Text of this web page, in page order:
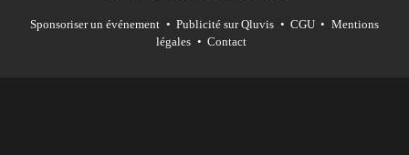
Sponsoriser un événement • Publicité sur Qluvis • CGU • Mentions
légales • Contact